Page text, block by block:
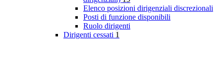
Elenco posizioni dirigenziali discrezionali
Posti di funzione disponibili
Ruolo dirigenti
Dirigenti cessati 1